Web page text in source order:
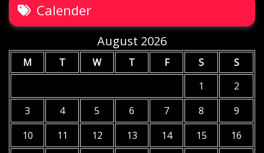
Calender
August 2026
M T W T F S
S
1
2
3
4 5 6 7 8
9
10
11 12 13 14 15
16